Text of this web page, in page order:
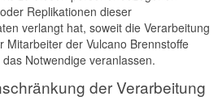
Replikationen dieser
verlangt hat, soweit die Verarbeitung
Mitarbeiter der Vulcano Brennstoffe
Notwendige veranlassen.
der Verarbeitung